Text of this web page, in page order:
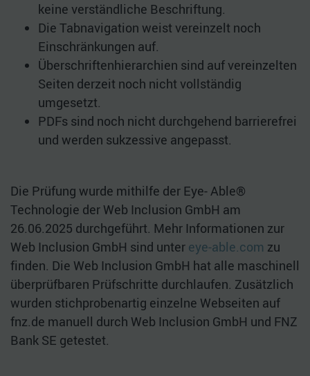
keine verständliche Beschriftung.
Die Tabnavigation weist vereinzelt noch
Einschränkungen auf.
Überschriftenhierarchien sind auf vereinzelten
Seiten derzeit noch nicht vollständig
umgesetzt.
PDFs sind noch nicht durchgehend barrierefrei
und werden sukzessive angepasst.
Die Prüfung wurde mithilfe der Eye- Able®
Technologie der Web Inclusion GmbH am
26.06.2025 durchgeführt. Mehr Informationen zur
Web Inclusion GmbH sind unter eye-able.com zu
finden. Die Web Inclusion GmbH hat alle maschinell
überprüfbaren Prüfschritte durchlaufen. Zusätzlich
wurden stichprobenartig einzelne Webseiten auf
fnz.de manuell durch Web Inclusion GmbH und FNZ
Bank SE getestet.